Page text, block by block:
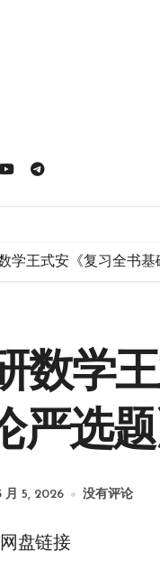
学王式安《复习全书基
数学
严选题
月 5, 2026 没有评论
网盘链接